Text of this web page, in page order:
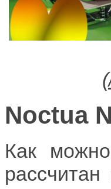
Noctua
Как